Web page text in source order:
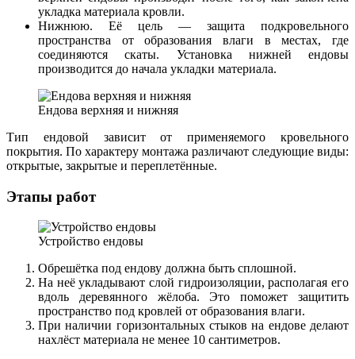
укладка материала кровли.
Нижнюю. Её цель — защита подкровельного
пространства от образования влаги в местах, где
соединяются скаты. Установка нижней ендовы
производится до начала укладки материала.
Ендова верхняя и нижняя
Тип ендовой зависит от применяемого кровельного
покрытия. По характеру монтажа различают следующие виды:
открытые, закрытые и переплетённые.
Этапы работ
Устройство ендовы
Обрешётка под ендову должна быть сплошной.
На неё укладывают слой гидроизоляции, располагая его
вдоль деревянного жёлоба. Это поможет защитить
пространство под кровлей от образования влаги.
При наличии горизонтальных стыков на ендове делают
нахлёст материала не менее 10 сантиметров.